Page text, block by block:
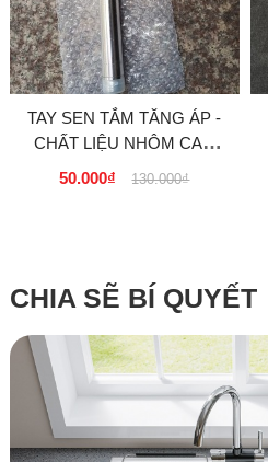
TAY SEN TẮM TĂNG ÁP -
CHẤT LIỆU NHÔM CAO
CẤP SENKA THAILAND
50.000₫ 130.000₫
CHIA SẼ BÍ QUYẾT